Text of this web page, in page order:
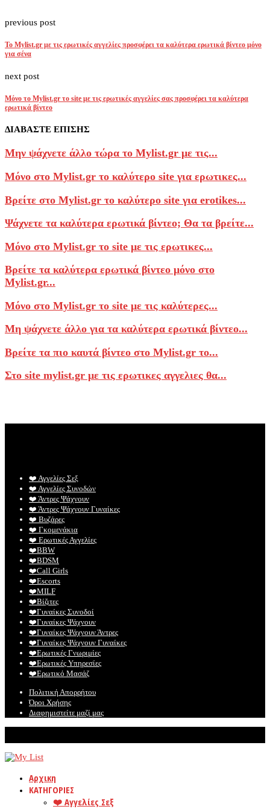
previous post
Το Mylist.gr με τις ερωτικές αγγελίες προσφέρει τα καλύτερα ερωτικά βίντεο μόνο
για σένα
next post
Μόνο το Mylist.gr το site με τις ερωτικές αγγελίες σας προσφέρει τα καλύτερα
ερωτικά βίντεο
ΔΙΑΒΑΣΤΕ ΕΠΙΣΗΣ
Μην ψάχνετε άλλο τώρα το Mylist.gr με τις...
Μόνο στο Mylist.gr το καλύτερο site για ερωτικες...
Βρείτε στο Mylist.gr το καλύτερο site για erotikes...
Ψάχνετε τα καλύτερα ερωτικά βίντεο; Θα τα βρείτε...
Μόνο στο Mylist.gr το site με τις ερωτικες...
Βρείτε τα καλύτερα ερωτικά βίντεο μόνο στο
Mylist.gr...
Μόνο στο Mylist.gr το site με τις καλύτερες...
Μη ψάχνετε άλλο για τα καλύτερα ερωτικά βίντεο...
Βρείτε τα πιο καυτά βίντεο στο Mylist.gr το...
Στο site mylist.gr με τις ερωτικες αγγελιες θα...
❤️️ Αγγελίες Σεξ
❤️️ Αγγελίες Συνοδών
❤️️ Άντρες Ψάχνουν
❤️️ Άντρες Ψάχνουν Γυναίκες
❤️️ Βυζάρες
❤️️ Γκομενάκια
❤️️ Ερωτικές Αγγελίες
❤️️BBW
❤️️BDSM
❤️️Call Girls
❤️️Escorts
❤️️MILF
❤️️Βίζιτες
❤️️Γυναίκες Συνοδοί
❤️️Γυναίκες Ψάχνουν
❤️️Γυναίκες Ψάχνουν Άντρες
❤️️Γυναίκες Ψάχνουν Γυναίκες
❤️️Ερωτικές Γνωριμίες
❤️️Ερωτικές Υπηρεσίες
❤️️Ερωτικό Μασάζ
Πολιτική Απορρήτου
Όροι Χρήσης
Διαφημιστείτε μαζί μας
Αρχικη
ΚΑΤΗΓΟΡΙΕΣ
❤️️ Αγγελίες Σεξ